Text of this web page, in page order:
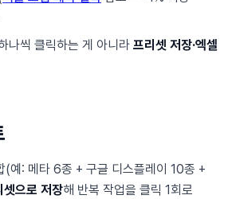
나씩 클릭하는 게 아니라 프리셋 저장·엑셀
(예: 메타 6종 + 구글 디스플레이 10종 +
셋으로 저장해 반복 작업을 클릭 1회로